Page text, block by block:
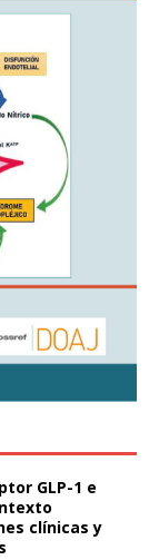
GLP-1 e
clínicas y